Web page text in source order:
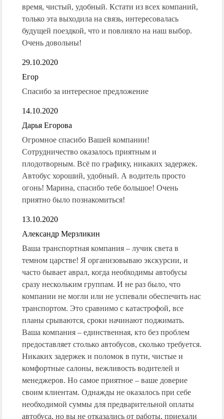
время, чистый, удобный. Кстати из всех компаний,
только эта выходила на связь, интересовалась
будущей поездкой, что и повлияло на наш выбор.
Очень довольны!
29.10.2020
Егор
Спасибо за интересное предложение
14.10.2020
Дарья Егорова
Огромное спасибо Вашей компании!
Сотрудничество оказалось приятным и
плодотворным. Всё по графику, никаких задержек.
Автобус хороший, удобный. А водитель просто
огонь! Марина, спасибо тебе большое! Очень
приятно было познакомиться!
13.10.2020
Александр Мерзликин
Ваша транспортная компания – лучик света в
темном царстве! Я организовываю экскурсии, и
часто бывает аврал, когда необходимы автобусы
сразу нескольким группам. И не раз было, что
компании не могли или не успевали обеспечить нас
транспортом. Это сравнимо с катастрофой, все
планы срываются, сроки начинают поджимать.
Ваша компания – единственная, кто без проблем
предоставляет столько автобусов, сколько требуется.
Никаких задержек и поломок в пути, чистые и
комфортные салоны, вежливость водителей и
менеджеров. Но самое приятное – ваше доверие
своим клиентам. Однажды не оказалось при себе
необходимой суммы для предварительной оплаты
автобуса, но вы не отказались от работы, приехали